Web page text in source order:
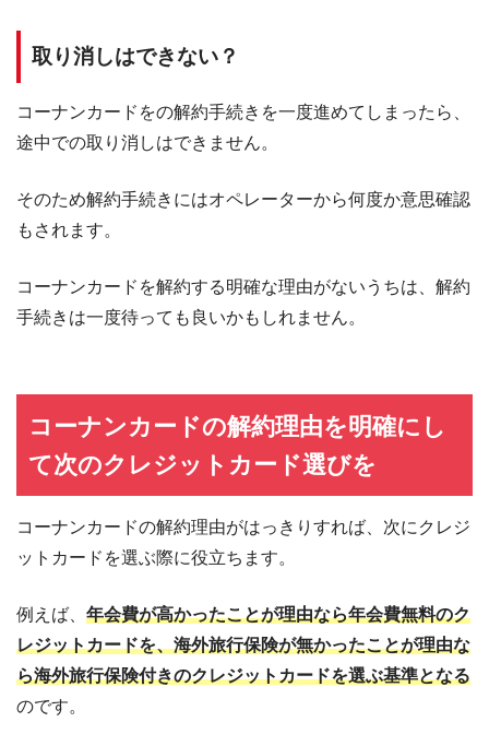
取り消しはできない？
コーナンカードをの解約手続きを一度進めてしまったら、
途中での取り消しはできません。
そのため解約手続きにはオペレーターから何度か意思確認
もされます。
コーナンカードを解約する明確な理由がないうちは、解約
手続きは一度待っても良いかもしれません。
コーナンカードの解約理由を明確にし
て次のクレジットカード選びを
コーナンカードの解約理由がはっきりすれば、次にクレジ
ットカードを選ぶ際に役立ちます。
例えば、 年会費が高かったことが理由なら年会費無料のク
レジットカードを、海外旅行保険が無かったことが理由な
ら海外旅行保険付きのクレジットカードを選ぶ基準となる
のです。